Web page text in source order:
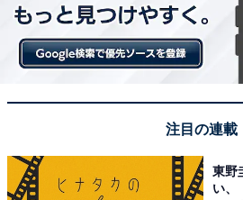
A post shared by 映画『ラーゲリよ
1位は「北川景子」さんでした。
ション誌『Seventeen』（集英社
活動。同年、ドラマ『美少女戦士
注目の連載
東野
い、